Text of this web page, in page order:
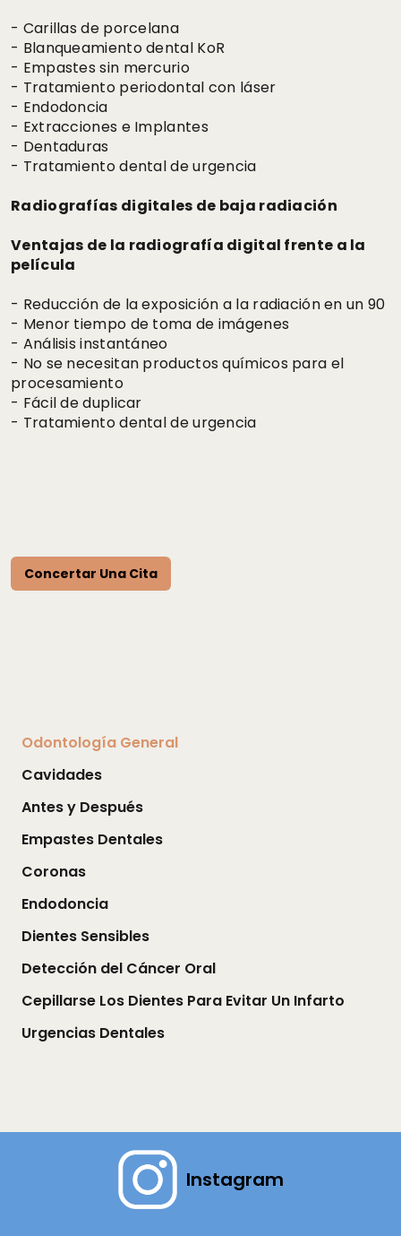
Odontología General
Cavidades
Antes y Después
Empastes Dentales
Coronas
Endodoncia
Dientes Sensibles
Detección del Cáncer Oral
Cepillarse Los Dientes Para Evitar Un Infarto
Urgencias Dentales
- Carillas de porcelana
- Blanqueamiento dental KoR
- Empastes sin mercurio
- Tratamiento periodontal con láser
- Endodoncia
- Extracciones e Implantes
- Dentaduras
- Tratamiento dental de urgencia
Radiografías digitales de baja radiación
Ventajas de la radiografía digital frente a la
película
- Reducción de la exposición a la radiación en un 90
- Menor tiempo de toma de imágenes
- Análisis instantáneo
- No se necesitan productos químicos para el
procesamiento
- Fácil de duplicar
- Tratamiento dental de urgencia
Concertar Una Cita
Instagram